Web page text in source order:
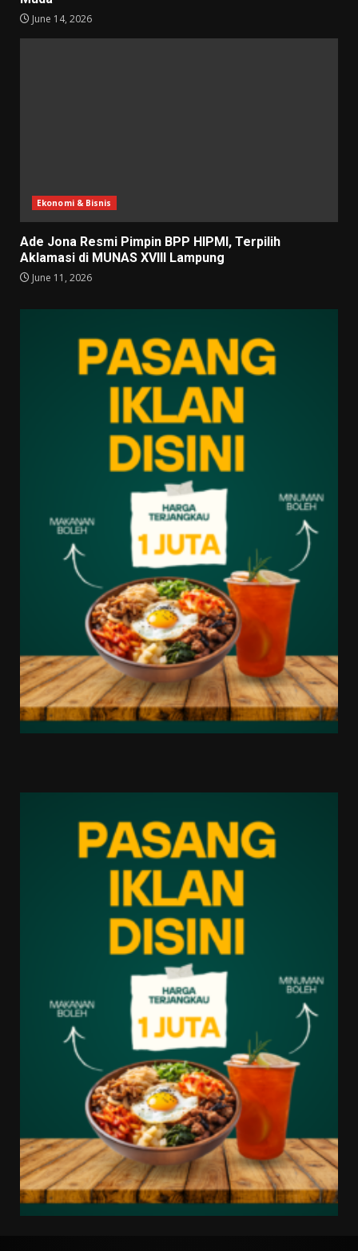
June 14, 2026
Ekonomi & Bisnis
Ade Jona Resmi Pimpin BPP HIPMI, Terpilih
Aklamasi di MUNAS XVIII Lampung
June 11, 2026